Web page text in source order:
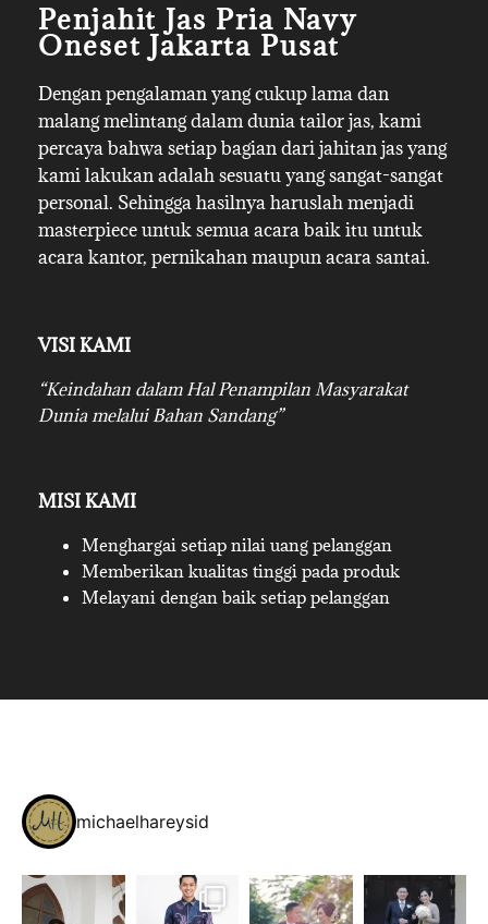
Penjahit Jas Pria Navy
Oneset Jakarta Pusat
Dengan pengalaman yang cukup lama dan
malang melintang dalam dunia tailor jas, kami
percaya bahwa setiap bagian dari jahitan jas yang
kami lakukan adalah sesuatu yang sangat-sangat
personal. Sehingga hasilnya haruslah menjadi
masterpiece untuk semua acara baik itu untuk
acara kantor, pernikahan maupun acara santai.
VISI KAMI
“Keindahan dalam Hal Penampilan Masyarakat
Dunia melalui Bahan Sandang”
MISI KAMI
Menghargai setiap nilai uang pelanggan
Memberikan kualitas tinggi pada produk
Melayani dengan baik setiap pelanggan
michaelhareysid